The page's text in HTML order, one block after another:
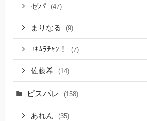
ゼパ (47)
まりなる (9)
ﾕｷﾑﾗﾁｬﾝ！ (7)
佐藤希 (14)
ピスパレ (158)
あれん (35)